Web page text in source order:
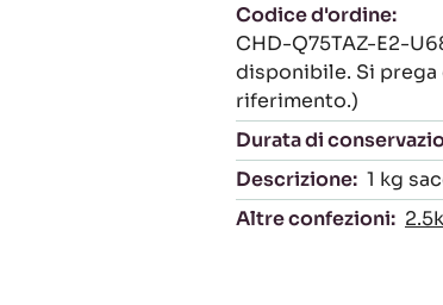
Codice d'ordine:
CHD-Q75TAZ-E2-
disponibile. Si
riferimento.)
Durata di
Descrizione: 1 kg
Altre confezioni: